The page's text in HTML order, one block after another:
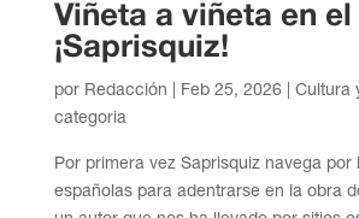
Viñeta a viñeta en el
¡Saprisquiz!
por Redacción | Feb 25, 2026| Cultura
categoria
Por primera vez Saprisquiz navega por
españolas para adentrarse en la obra